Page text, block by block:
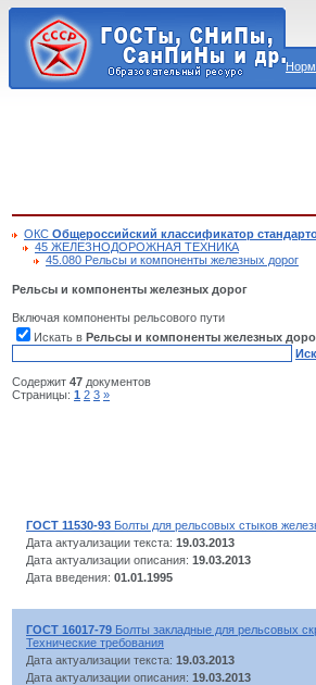
ОКС Общероссийский классификатор
45 ЖЕЛЕЗНОДОРОЖНАЯ ТЕХНИКА
45.080 Рельсы и компоненты железных дорог
Рельсы и компоненты железных дорог
Включая компоненты рельсового пути
Искать в Рельсы и компоненты железных
Содержит 47 документов
Страницы: 1 2 3 »
ГОСТ 11530-93 Болты для рельсовых стыков
Дата актуализации текста: 19.03.2013
Дата актуализации описания: 19.03.2013
Дата введения: 01.01.1995
ГОСТ 16017-79 Болты закладные для рельсовых
Технические требования
Дата актуализации текста: 19.03.2013
Дата актуализации описания: 19.03.2013